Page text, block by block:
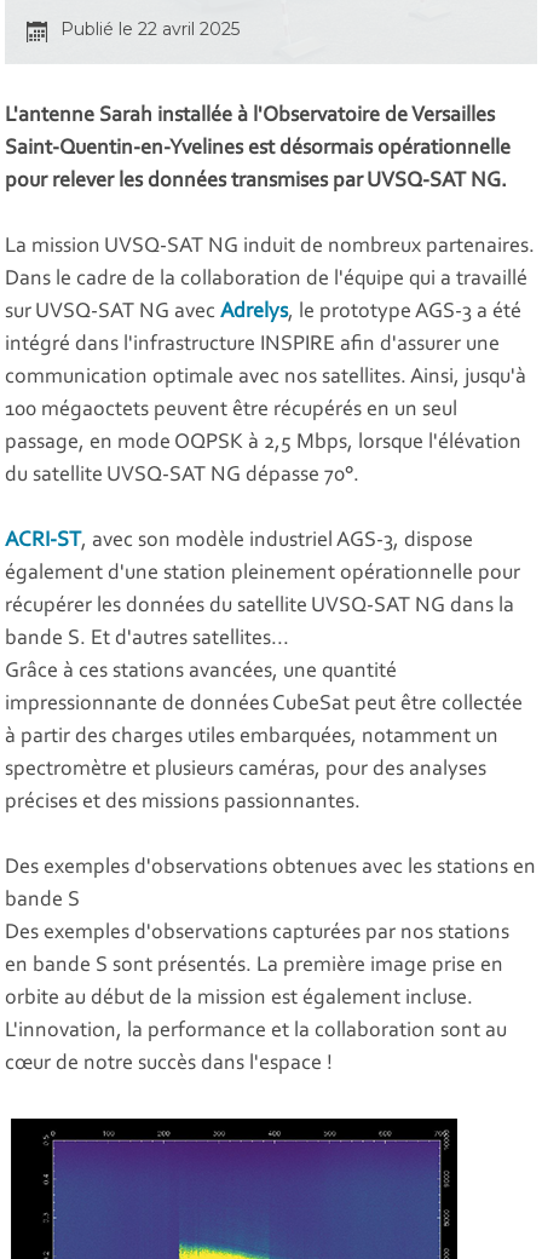
Publié le 22 avril 2025
L'antenne Sarah installée à l'Observatoire de Versailles
Saint-Quentin-en-Yvelines est désormais opérationnelle
pour relever les données transmises par UVSQ-SAT NG.
La mission UVSQ-SAT NG induit de nombreux partenaires.
Dans le cadre de la collaboration de l'équipe qui a travaillé
sur UVSQ-SAT NG avecAdrelys, le prototype AGS-3 a été
intégré dans l'infrastructure INSPIRE afin d'assurer une
communication optimale avec nos satellites. Ainsi, jusqu'à
100 mégaoctets peuvent être récupérés en un seul
passage, en mode OQPSK à 2,5 Mbps, lorsque l'élévation
du satellite UVSQ-SAT NG dépasse 70°.
ACRI-ST, avec son modèle industriel AGS-3, dispose
également d'une station pleinement opérationnelle pour
récupérer les données du satellite UVSQ-SAT NG dans la
bande S. Et d'autres satellites...
Grâce à ces stations avancées, une quantité
impressionnante de données CubeSat peut être collectée
à partir des charges utiles embarquées, notamment un
spectromètre et plusieurs caméras, pour des analyses
précises et des missions passionnantes.
Des exemples d'observations obtenues avec les stations en
bande S
Des exemples d'observations capturées par nos stations
en bande S sont présentés. La première image prise en
orbite au début de la mission est également incluse.
L'innovation, la performance et la collaboration sont au
cœur de notre succès dans l'espace !